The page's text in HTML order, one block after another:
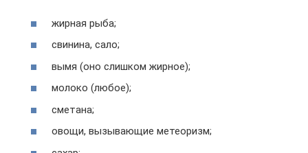
жирная рыба;
свинина, сало;
вымя (оно слишком жирное);
молоко (любое);
сметана;
овощи, вызывающие метеоризм;